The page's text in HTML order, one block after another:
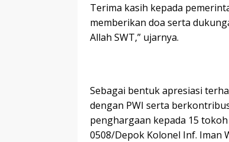
Terima kasih kepada
memberikan doa serta
Allah SWT,” ujarnya.
Sebagai bentuk apresiasi
dengan PWI serta
penghargaan kepada 15
0508/Depok Kolonel Inf. Iman